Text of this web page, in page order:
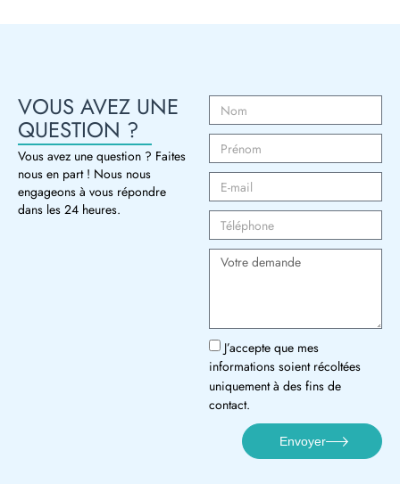
VOUS AVEZ UNE
QUESTION ?
Vous avez une question ? Faites
nous en part ! Nous nous
engageons à vous répondre
dans les 24 heures.
J’accepte que mes
informations soient récoltées
uniquement à des fins de
contact.
Envoyer